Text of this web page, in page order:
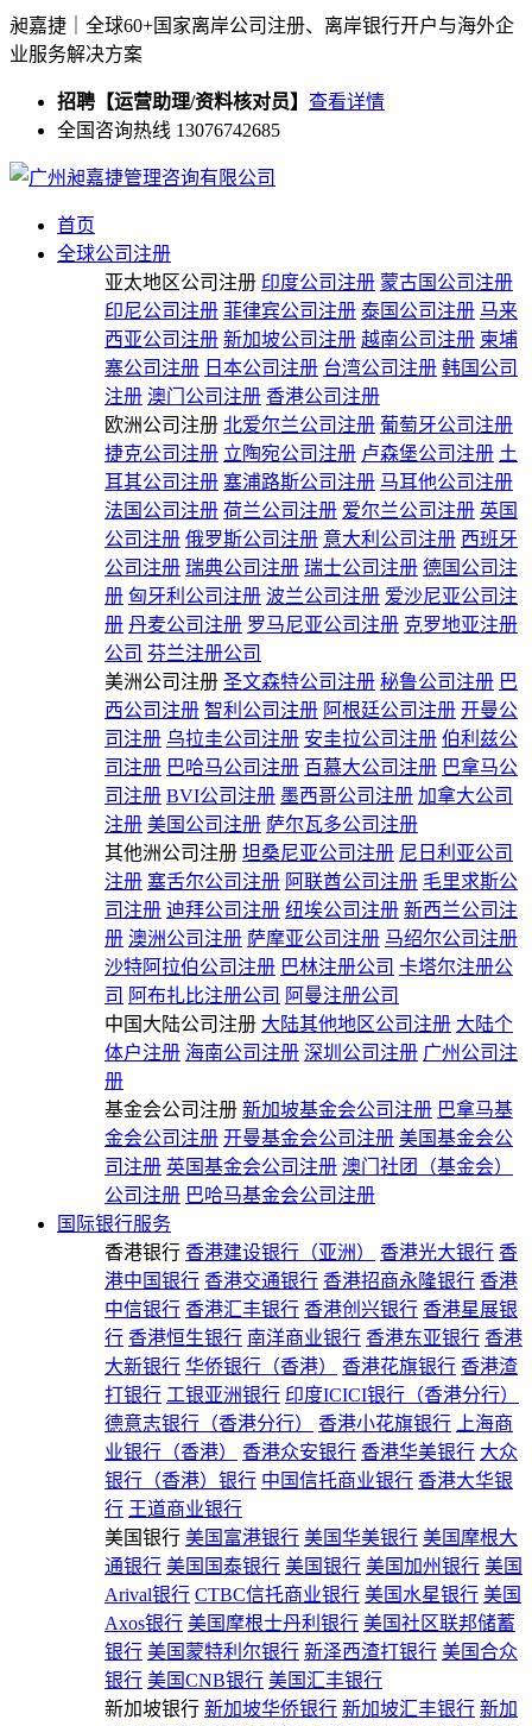
昶嘉捷｜全球60+国家离岸公司注册、离岸银行开户与海外企
业服务解决方案
招聘【运营助理/资料核对员】 查看详情
全国咨询热线 13076742685
首页
全球公司注册
亚太地区公司注册 印度公司注册 蒙古国公司注册
印尼公司注册 菲律宾公司注册 泰国公司注册 马来
西亚公司注册 新加坡公司注册 越南公司注册 柬埔
寨公司注册 日本公司注册 台湾公司注册 韩国公司
注册 澳门公司注册 香港公司注册
欧洲公司注册 北爱尔兰公司注册 葡萄牙公司注册
捷克公司注册 立陶宛公司注册 卢森堡公司注册 土
耳其公司注册 塞浦路斯公司注册 马耳他公司注册
法国公司注册 荷兰公司注册 爱尔兰公司注册 英国
公司注册 俄罗斯公司注册 意大利公司注册 西班牙
公司注册 瑞典公司注册 瑞士公司注册 德国公司注
册 匈牙利公司注册 波兰公司注册 爱沙尼亚公司注
册 丹麦公司注册 罗马尼亚公司注册 克罗地亚注册
公司 芬兰注册公司
美洲公司注册 圣文森特公司注册 秘鲁公司注册 巴
西公司注册 智利公司注册 阿根廷公司注册 开曼公
司注册 乌拉圭公司注册 安圭拉公司注册 伯利兹公
司注册 巴哈马公司注册 百慕大公司注册 巴拿马公
司注册 BVI公司注册 墨西哥公司注册 加拿大公司
注册 美国公司注册 萨尔瓦多公司注册
其他洲公司注册 坦桑尼亚公司注册 尼日利亚公司
注册 塞舌尔公司注册 阿联酋公司注册 毛里求斯公
司注册 迪拜公司注册 纽埃公司注册 新西兰公司注
册 澳洲公司注册 萨摩亚公司注册 马绍尔公司注册
沙特阿拉伯公司注册 巴林注册公司 卡塔尔注册公
司 阿布扎比注册公司 阿曼注册公司
中国大陆公司注册 大陆其他地区公司注册 大陆个
体户注册 海南公司注册 深圳公司注册 广州公司注
册
基金会公司注册 新加坡基金会公司注册 巴拿马基
金会公司注册 开曼基金会公司注册 美国基金会公
司注册 英国基金会公司注册 澳门社团（基金会）
公司注册 巴哈马基金会公司注册
国际银行服务
香港银行 香港建设银行（亚洲） 香港光大银行 香
港中国银行 香港交通银行 香港招商永隆银行 香港
中信银行 香港汇丰银行 香港创兴银行 香港星展银
行 香港恒生银行 南洋商业银行 香港东亚银行 香港
大新银行 华侨银行（香港） 香港花旗银行 香港渣
打银行 工银亚洲银行 印度ICICI银行（香港分行）
德意志银行（香港分行）
香港小花旗银行
上海商
业银行（香港）
香港众安银行 香港华美银行 大众
银行（香港）银行 中国信托商业银行 香港大华银
行 王道商业银行
美国银行 美国富港银行 美国华美银行 美国摩根大
通银行 美国国泰银行 美国银行 美国加州银行 美国
Arival银行 CTBC信托商业银行 美国水星银行 美国
Axos银行 美国摩根士丹利银行 美国社区联邦储蓄
银行 美国蒙特利尔银行 新泽西渣打银行 美国合众
银行 美国CNB银行 美国汇丰银行
新加坡银行 新加坡华侨银行 新加坡汇丰银行 新加